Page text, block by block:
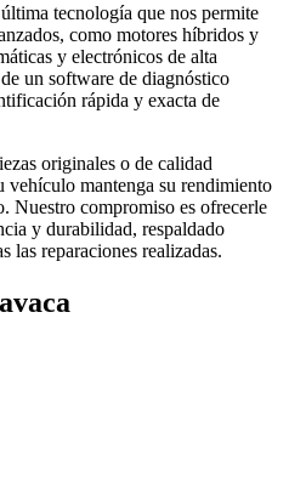
tecnología que nos permite
como motores híbridos y
y electrónicos de alta
un software de diagnóstico
rápida y exacta de
originales o de calidad
vehículo mantenga su rendimiento
Nuestro compromiso es ofrecerle
y durabilidad, respaldado
las reparaciones realizadas.